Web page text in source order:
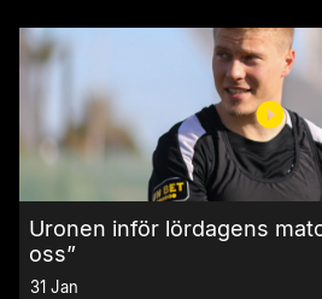
Uronen inför lördagens
oss”
31 Jan